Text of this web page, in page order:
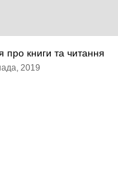
про книги та читання
2019